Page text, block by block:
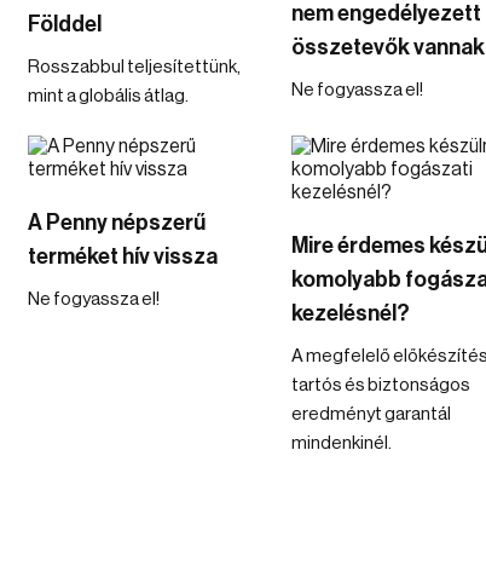
Földdel
Rosszabbul teljesítettünk,
mint a globális átlag.
nem engedélyezett
összetevők vannak
Ne fogyassza el!
A Penny népszerű
terméket hív vissza
Ne fogyassza el!
Mire érdemes
komolyabb
kezelésnél?
A megfelelő előkészítés
tartós és biztonságos
eredményt garantál
mindenkinél.